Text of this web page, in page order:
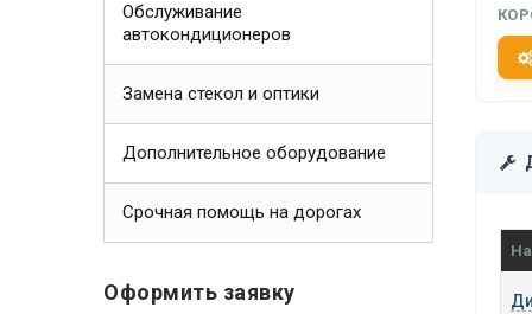
Обслуживание
автокондиционеров
Замена стекол и оптики
Дополнительное оборудование
Срочная помощь на дорогах
Оформить заявку